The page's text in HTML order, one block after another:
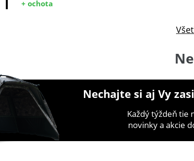
+ ochota
Nechajte si aj Vy
Každý týždeň tie
novinky a akcie